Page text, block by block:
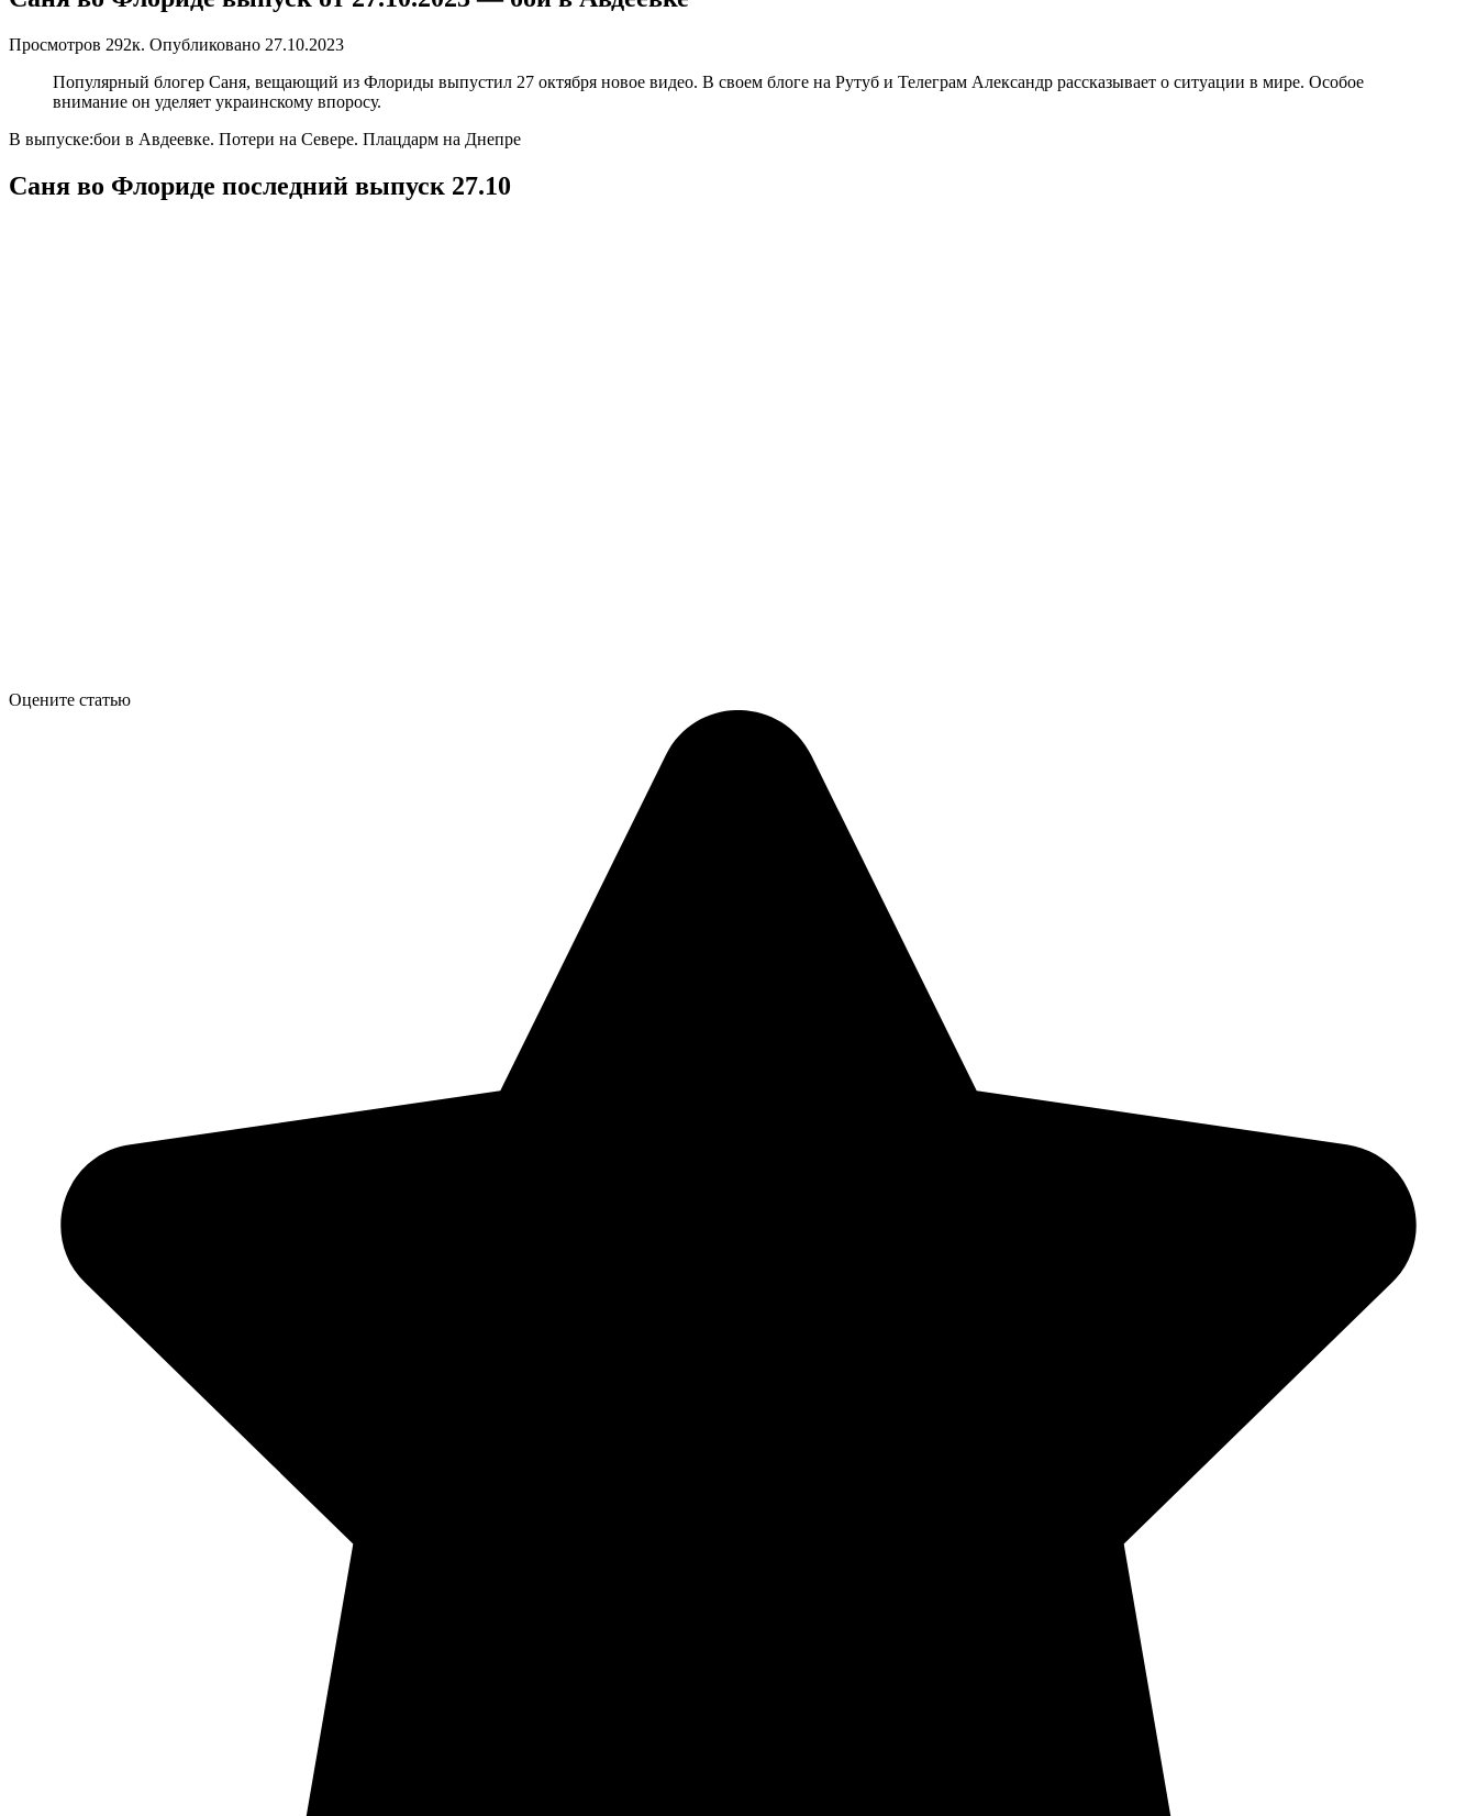
Просмотров 292к. Опубликовано 27.10.2023
Популярный блогер Саня, вещающий из Флориды выпустил 27 октября новое видео. В своем блоге на Рутуб и Телеграм Александр рассказывает о ситуации в мире. Особое
внимание он уделяет украинскому впоросу.
В выпуске:бои в Авдеевке. Потери на Севере. Плацдарм на Днепре
Саня во Флориде последний выпуск 27.10
Оцените статью